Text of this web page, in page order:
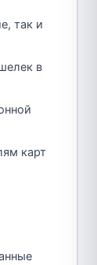
так и
в
карт